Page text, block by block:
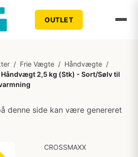
OUTLET
/ Frie Vægte / Håndvægte /
2,5 kg (Stk) - Sort/Sølv til
denne side kan være genereret
CROSSMAXX